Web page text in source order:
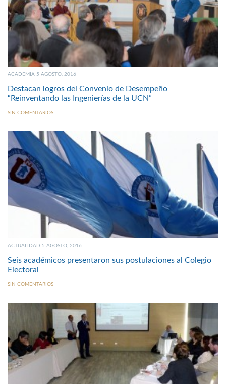
ACADEMIA 5 AGOSTO, 2016
Destacan logros del Convenio de Desempeño
“Reinventando las Ingenierías de la UCN”
SIN COMENTARIOS
ACTUALIDAD 5 AGOSTO, 2016
Seis académicos presentaron sus postulaciones al Colegio
Electoral
SIN COMENTARIOS